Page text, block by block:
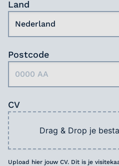
Land
Postcode
CV
Drag & Drop je
Upload hier jouw CV. Dit is je